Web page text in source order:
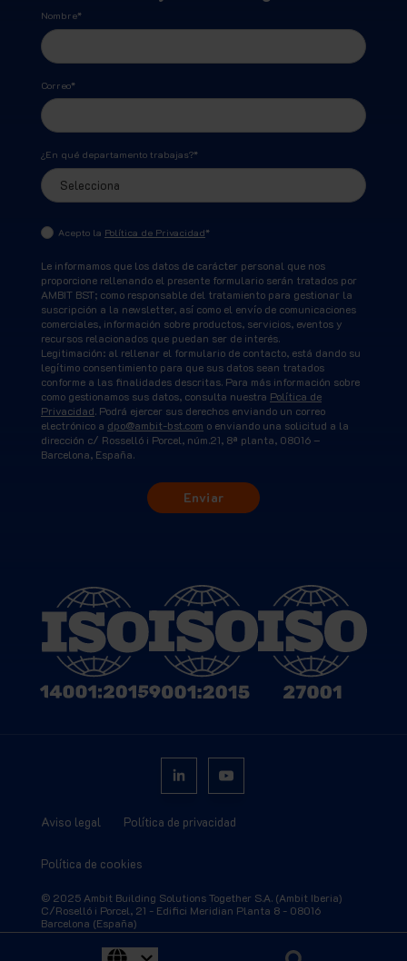
Nombre*
Correo*
¿En qué departamento trabajas?*
Acepto la Política de Privacidad*
Le informamos que los datos de carácter personal que nos
proporcione rellenando el presente formulario serán tratados por
AMBIT BST; como responsable del tratamiento para gestionar la
suscripción a la newsletter, así como el envío de comunicaciones
comerciales, información sobre productos, servicios, eventos y
recursos relacionados que puedan ser de interés.
Legitimación: al rellenar el formulario de contacto, está dando su
legítimo consentimiento para que sus datos sean tratados
conforme a las finalidades descritas. Para más información sobre
como gestionamos sus datos, consulta nuestra Política de
Privacidad. Podrá ejercer sus derechos enviando un correo
electrónico a dpo@ambit-bst.com o enviando una solicitud a la
dirección c/ Rosselló i Porcel, núm.21, 8ª planta, 08016 –
Barcelona, España.
Aviso legal Política de privacidad
Política de cookies
© 2025 Ambit Building Solutions Together S.A. (Ambit Iberia)
C/Roselló i Porcel, 21 - Edifici Meridian Planta 8 - 08016
Barcelona (España)
R. Dom João Pereira Venâncio 14, 2430-291 Marinha Grande,
Distrito de Leiria (Portugal)